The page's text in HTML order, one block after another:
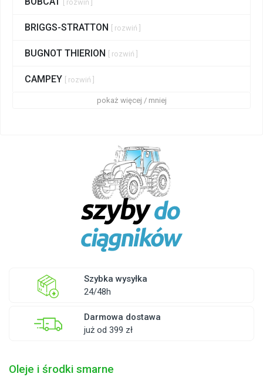
[ rozwiń ]
BRIGGS-STRATTON [ rozwiń ]
BUGNOT THIERION [ rozwiń ]
CAMPEY [ rozwiń ]
pokaż więcej / mniej
Szybka wysyłka
24/48h
Darmowa dostawa
już od 399 zł
Oleje i środki smarne